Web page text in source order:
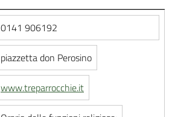
0141 906192
piazzetta don Perosino
www.treparrocchie.it